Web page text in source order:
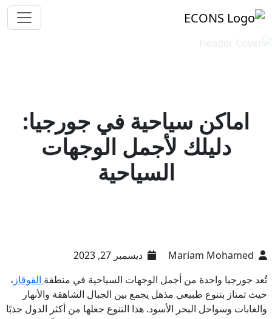
اماكن سياحية في جورجيا:
دليلك لأجمل الوجهات
السياحية
ديسمبر 27, 2023
تُعد جورجيا واحدة من أجمل الوجهات السياحية في منطقة القوقاز ،
حيث تمتاز بتنوع طبيعي مذهل يجمع بين الجبال الشاهقة والأنهار
والغابات وسواحل البحر الأسود. هذا التنوع جعلها من أكثر الدول جذبًا